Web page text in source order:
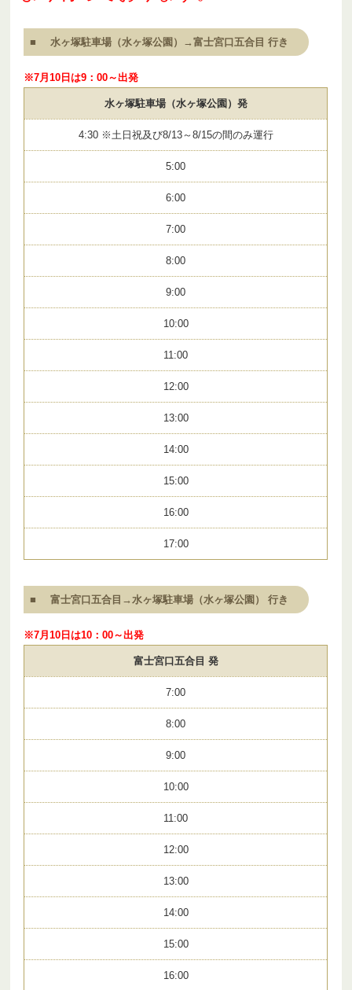
水ヶ塚駐車場（水ヶ塚公園）→富士宮口五合目 行き
※7月10日は9：00～出発
水ヶ塚駐車場（水ヶ塚公園）発
4:30 ※土日祝及び8/13～8/15の間のみ運行
5:00
6:00
7:00
8:00
9:00
10:00
11:00
12:00
13:00
14:00
15:00
16:00
17:00
富士宮口五合目→水ヶ塚駐車場（水ヶ塚公園） 行き
※7月10日は10：00～出発
富士宮口五合目 発
7:00
8:00
9:00
10:00
11:00
12:00
13:00
14:00
15:00
16:00